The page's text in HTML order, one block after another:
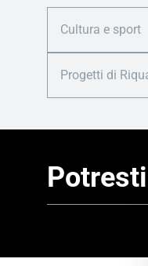
Cultura e sport
Progetti di